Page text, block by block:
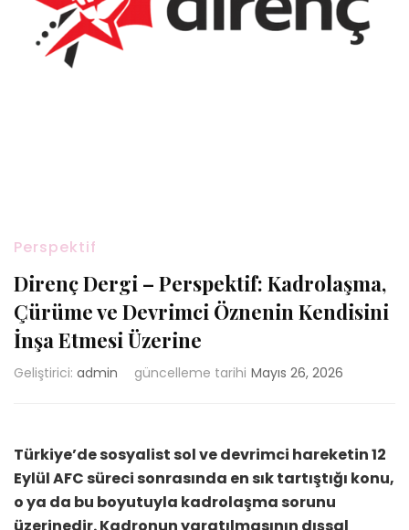
Perspektif
Direnç Dergi – Perspektif: Kadrolaşma,
Çürüme ve Devrimci Öznenin Kendisini
İnşa Etmesi Üzerine
Geliştirici: admin güncelleme tarihi Mayıs 26, 2026
Türkiye’de sosyalist sol ve devrimci hareketin 12
Eylül AFC süreci sonrasında en sık tartıştığı konu,
o ya da bu boyutuyla kadrolaşma sorunu